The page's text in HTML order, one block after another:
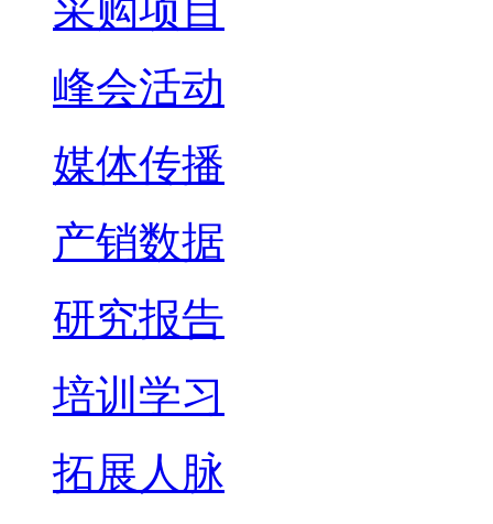
采购项目
峰会活动
媒体传播
产销数据
研究报告
培训学习
拓展人脉